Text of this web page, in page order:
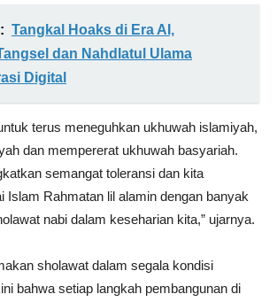
Tangkal Hoaks di Era AI,
dan Nahdlatul Ulama
Digital
terus meneguhkan ukhuwah islamiyah,
dan mempererat ukhuwah basyariah.
semangat toleransi dan kita
Islam Rahmatan lil alamin dengan banyak
nabi dalam keseharian kita,” ujarnya.
sholawat dalam segala kondisi
bahwa setiap langkah pembangunan di